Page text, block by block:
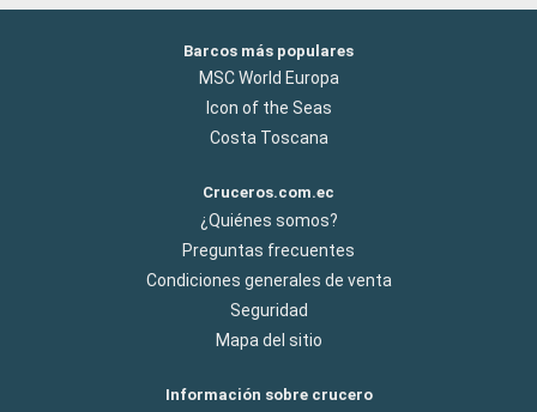
Barcos más populares
MSC World Europa
Icon of the Seas
Costa Toscana
Cruceros.com.ec
¿Quiénes somos?
Preguntas frecuentes
Condiciones generales de venta
Seguridad
Mapa del sitio
Información sobre crucero